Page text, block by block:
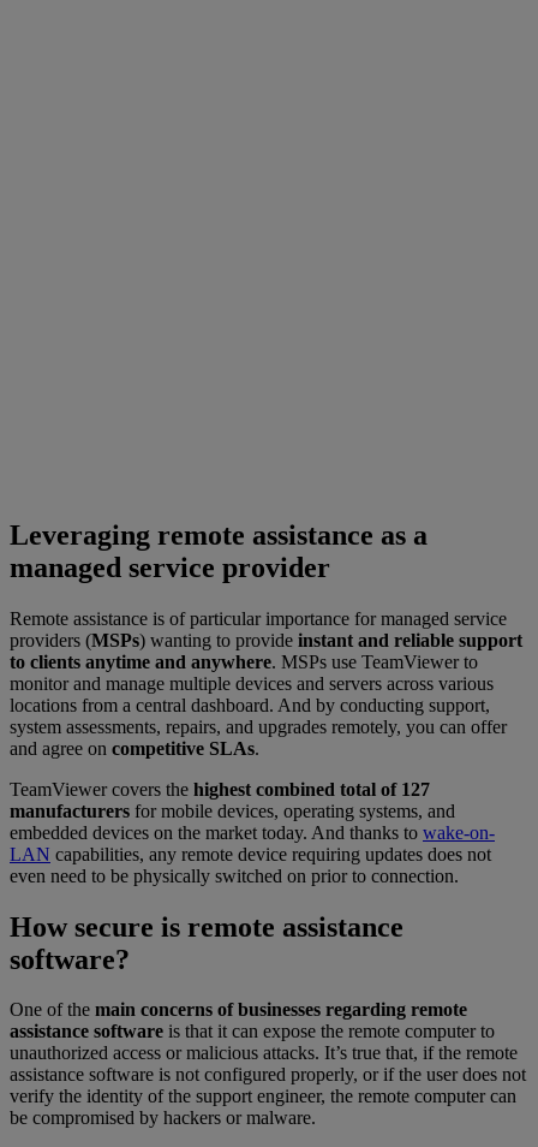
Leveraging remote assistance as a
managed service provider
Remote assistance is of particular importance for managed service
providers (MSPs) wanting to provide instant and reliable support
to clients anytime and anywhere. MSPs use TeamViewer to
monitor and manage multiple devices and servers across various
locations from a central dashboard. And by conducting support,
system assessments, repairs, and upgrades remotely, you can offer
and agree on competitive SLAs.
TeamViewer covers the highest combined total of 127
manufacturers for mobile devices, operating systems, and
embedded devices on the market today. And thanks to wake-on-
LAN capabilities, any remote device requiring updates does not
even need to be physically switched on prior to connection.
How secure is remote assistance
software?
One of the main concerns of businesses regarding remote
assistance software is that it can expose the remote computer to
unauthorized access or malicious attacks. It’s true that, if the remote
assistance software is not configured properly, or if the user does not
verify the identity of the support engineer, the remote computer can
be compromised by hackers or malware.